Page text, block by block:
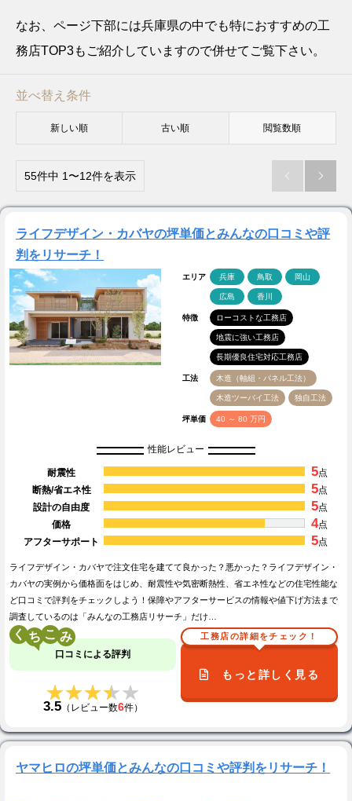
なお、ページ下部には兵庫県の中でも特におすすめの工
務店TOP3もご紹介していますので併せてご覧下さい。
並べ替え条件
新しい順 古い順 閲覧数順
55件中 1〜12件を表示  
ライフデザイン・カバヤの坪単価とみんなの口コミや評
判をリサーチ！
エリア 兵庫 鳥取 岡山
広島 香川
特徴 ローコストな工務店
地震に強い工務店
長期優良住宅対応工務店
工法 木造（軸組・パネル工法）
木造ツーバイ工法 独自工法
坪単価 40 ～ 80 万円
性能レビュー
耐震性 5点
断熱/省エネ性
5点
設計の自由度
5点
価格
4点
アフターサポート
5点
ライフデザイン・カバヤで注文住宅を建てて良かった？悪かった？ライフデザイン・
カバヤの実例から価格面をはじめ、耐震性や気密断熱性、省エネ性などの住宅性能な
ど口コミで評判をチェックしよう！保障やアフターサービスの情報や値下げ方法まで
調査しているのは「みんなの工務店リサーチ」だけ…
く こ
口コミによる評判
★★★★★
★★★★★
3.5（レビュー数6件）
工務店の詳細をチェック！
もっと詳しく見る
ヤマヒロの坪単価とみんなの口コミや評判をリサーチ！